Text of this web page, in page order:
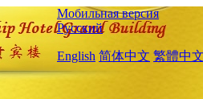
Мобильная версия
Русский
English 简体中文 繁體中文